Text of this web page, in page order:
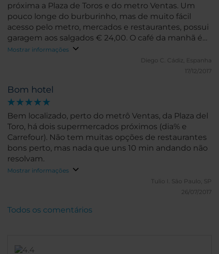
próxima a Plaza de Toros e do metro Ventas. Um
pouco longe do burburinho, mas de muito fácil
acesso pelo metro, mercados e restaurantes, possui
garagem aos salgados € 24,00. O café da manhã é
simplesmente ótimo, te faz vivenciar um verdadeiro
café da manhã de hotel, muito bom! O quarto é
Mostrar informações
Diego C. Cádiz, Espanha
17/12/2017
Bom hotel
Bem localizado, perto do metrô Ventas, da Plaza del
Toro, há dois supermercados próximos (dia% e
Carrefour). Não tem muitas opções de restaurantes
bons perto, mas nada que uns 10 min andando não
resolvam.
Mostrar informações
Tulio I. São Paulo, SP
26/07/2017
Todos os comentários